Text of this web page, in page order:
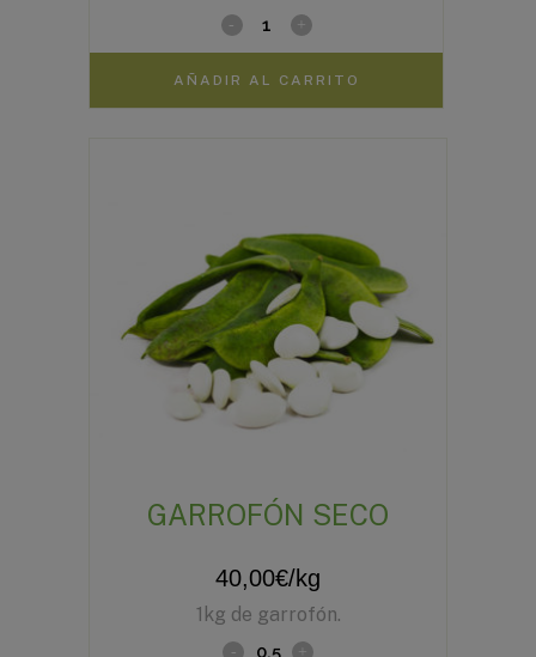
AÑADIR AL CARRITO
GARROFÓN SECO
40,00€/kg
1kg de garrofón.